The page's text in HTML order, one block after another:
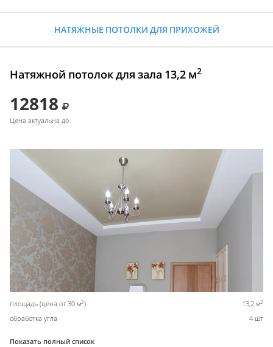
НАТЯЖНЫЕ ПОТОЛКИ ДЛЯ ПРИХОЖЕЙ
Натяжной потолок для зала 13,2 м2
12818
Цена актуальна до
площадь (цена от 30 м2) 13,2 м2
обработка угла 4 шт
Показать полный список